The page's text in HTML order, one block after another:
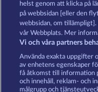
Om Företaget
Skicka in en
helst genom att klicka på
på webbsidan [eller den
webbsidan, om
vår Webbplats. Mer
Vi och våra partners
Använda exakta uppgifter
av enhetens egenskaper
få åtkomst till information
och innehåll, reklam- och
målgrupp och